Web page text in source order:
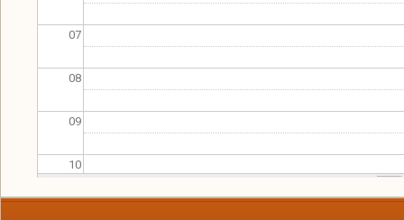
07
08
09
10